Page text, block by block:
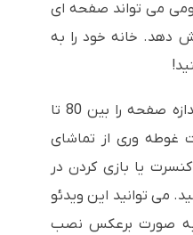
می تواند صفحه ای
را نمایش دهد. خانه خود را به
به راحتی در هر فضایی، اندازه صفحه را بین 80 تا
غوطه وری از تماشای
یا بازی کردن در
می توانید این ویدئو
به صورت برعکس نصب